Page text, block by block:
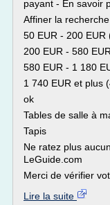
payant - En savoir
Affiner la recherche
50 EUR - 200 EUR
200 EUR - 580
580 EUR - 1 180
1 740 EUR et plus
ok
Tables de salle à
Tapis
Ne ratez plus
LeGuide.com
Merci de vérifier
Lire la suite